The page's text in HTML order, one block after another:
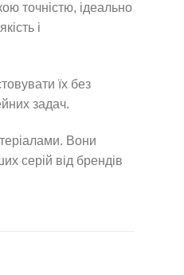
точністю, ідеально
і
їх без
задач.
Вони
серій від брендів